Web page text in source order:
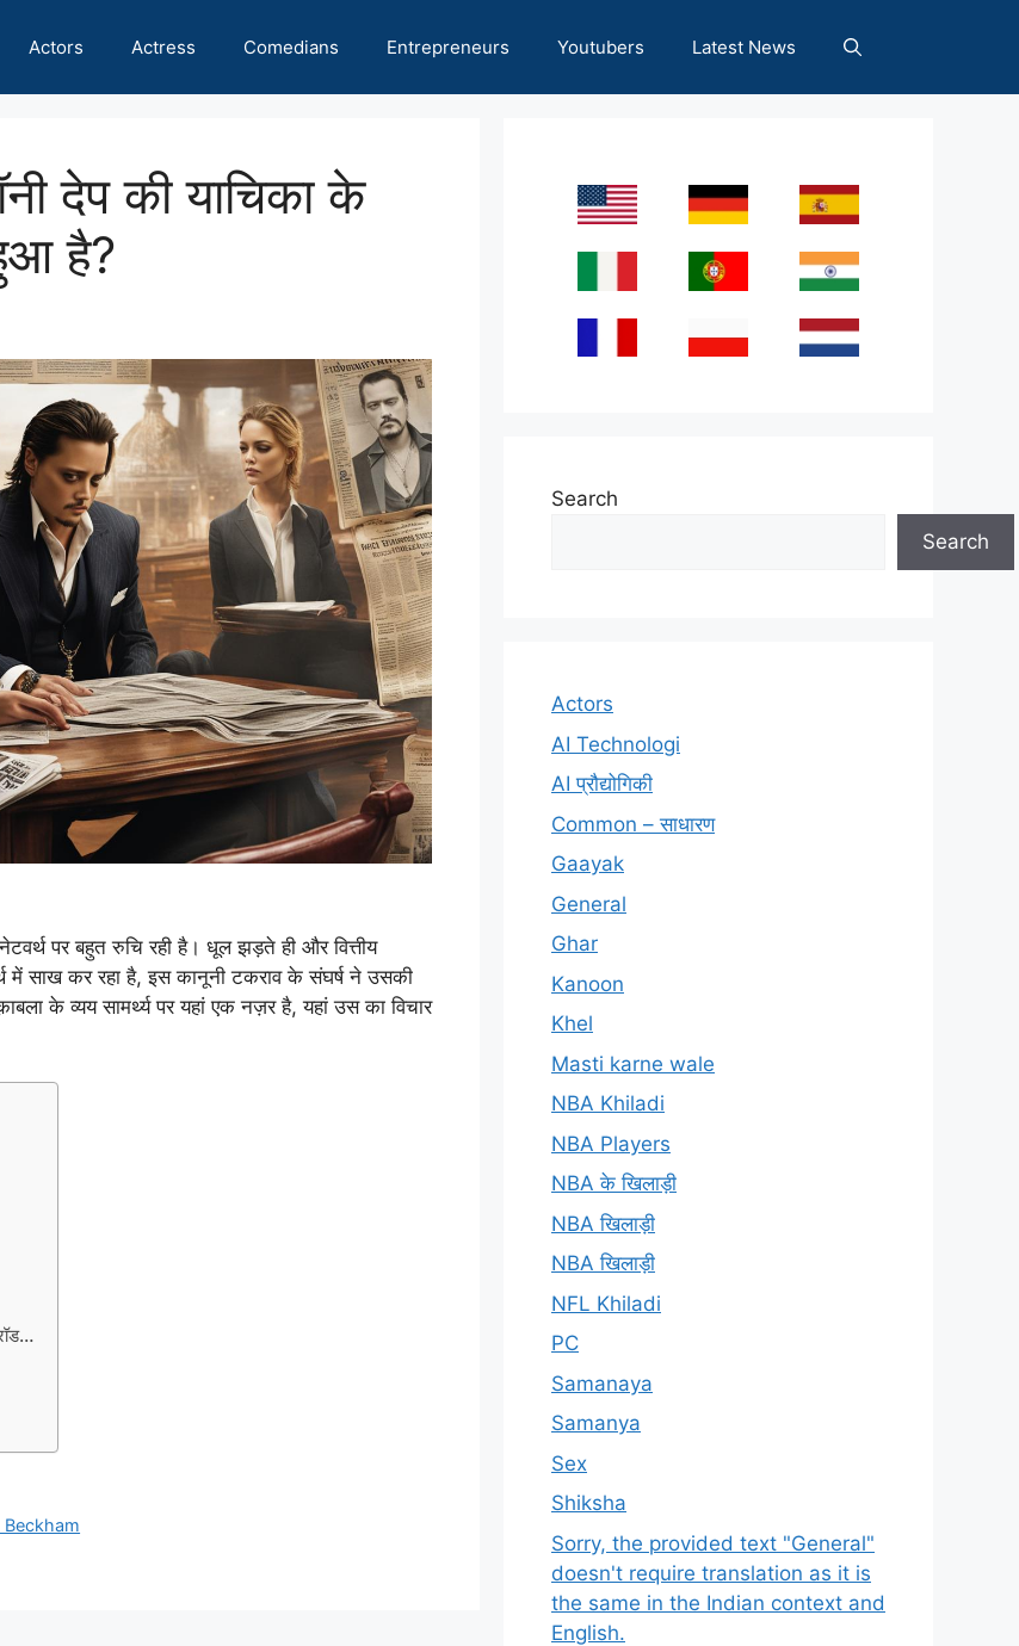
Actors Actress Comedians Entrepreneurs Youtubers Latest News
देप की याचिका के
है?
पर बहुत रुचि रही है। धूल झड़ते ही और वित्तीय
में साख कर रहा है, इस कानूनी टकराव के संघर्ष ने उसकी
के व्यय सामर्थ्य पर यहां एक नज़र है, यहां उस का विचार
Beckham
Search
Search
Actors
AI Technologi
AI प्रौद्योगिकी
Common – साधारण
Gaayak
General
Ghar
Kanoon
Khel
Masti karne wale
NBA Khiladi
NBA Players
NBA के खिलाड़ी
NBA खिलाड़ी
NBA खिलाड़ी
NFL Khiladi
PC
Samanaya
Samanya
Sex
Shiksha
Sorry, the provided text "General"
doesn't require translation as it is
the same in the Indian context and
English.